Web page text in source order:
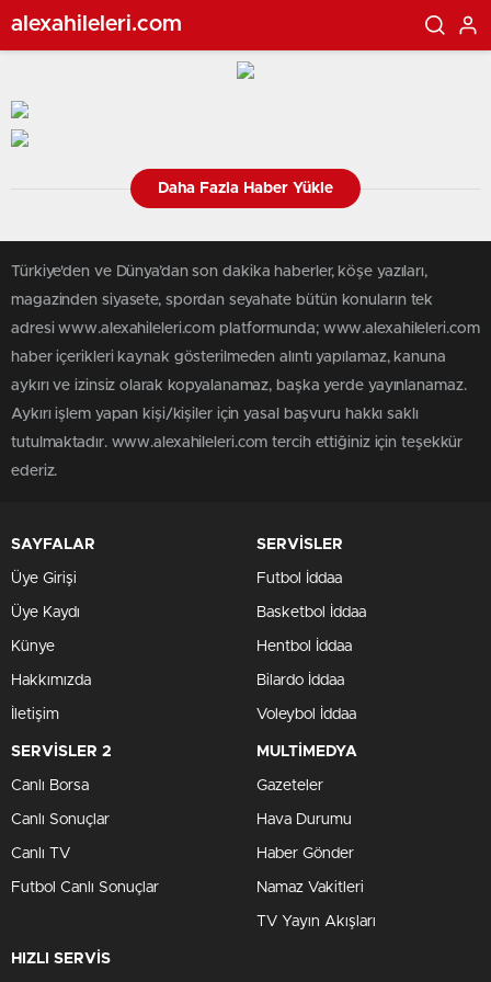
alexahileleri.com
Daha Fazla Haber Yükle
Türkiye'den ve Dünya’dan son dakika haberler, köşe yazıları,
magazinden siyasete, spordan seyahate bütün konuların tek
adresi www.alexahileleri.com platformunda; www.alexahileleri.com
haber içerikleri kaynak gösterilmeden alıntı yapılamaz, kanuna
aykırı ve izinsiz olarak kopyalanamaz, başka yerde yayınlanamaz.
Aykırı işlem yapan kişi/kişiler için yasal başvuru hakkı saklı
tutulmaktadır. www.alexahileleri.com tercih ettiğiniz için teşekkür
ederiz.
SAYFALAR
Üye Girişi
Üye Kaydı
Künye
Hakkımızda
İletişim
SERVİSLER
Futbol İddaa
Basketbol İddaa
Hentbol İddaa
Bilardo İddaa
Voleybol İddaa
SERVİSLER 2
Canlı Borsa
Canlı Sonuçlar
Canlı TV
Futbol Canlı Sonuçlar
MULTİMEDYA
Gazeteler
Hava Durumu
Haber Gönder
Namaz Vakitleri
TV Yayın Akışları
HIZLI SERVİS